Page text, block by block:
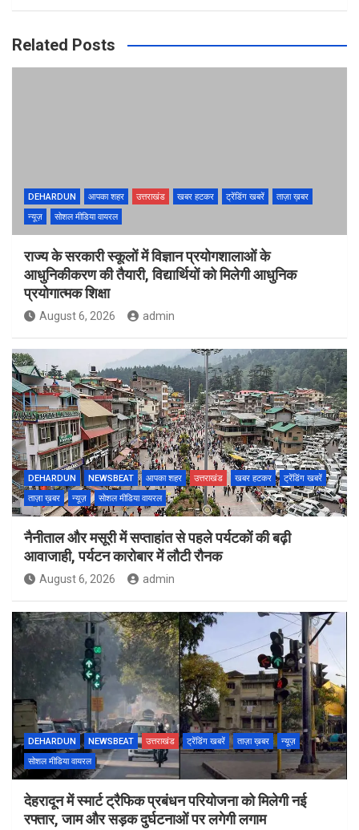
Related Posts
DEHARDUN आपका शहर उत्तराखंड खबर हटकर ट्रेंडिंग खबरें
ताज़ा ख़बर
न्यूज़
सोशल मीडिया वायरल
राज्य के सरकारी स्कूलों में विज्ञान प्रयोगशालाओं के
आधुनिकीकरण की तैयारी, विद्यार्थियों को मिलेगी आधुनिक
प्रयोगात्मक शिक्षा
August 6, 2026 admin
DEHARDUN NEWSBEAT आपका शहर उत्तराखंड खबर हटकर
ट्रेंडिंग खबरें
ताज़ा ख़बर
न्यूज़ सोशल मीडिया वायरल
नैनीताल और मसूरी में सप्ताहांत से पहले पर्यटकों की बढ़ी
आवाजाही, पर्यटन कारोबार में लौटी रौनक
August 6, 2026 admin
DEHARDUN NEWSBEAT उत्तराखंड ट्रेंडिंग खबरें ताज़ा ख़बर
न्यूज़
सोशल मीडिया वायरल
देहरादून में स्मार्ट ट्रैफिक प्रबंधन परियोजना को मिलेगी नई
रफ्तार, जाम और सड़क दुर्घटनाओं पर लगेगी लगाम